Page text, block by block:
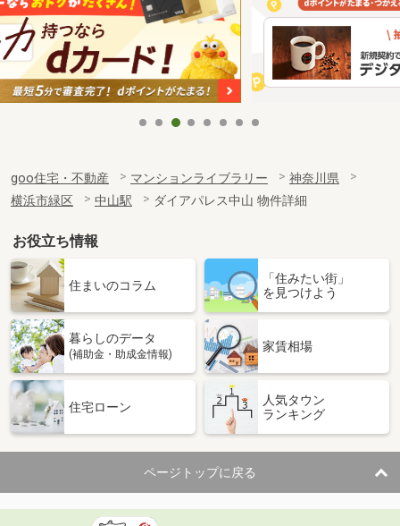
goo住宅・不動産 マンションライブラリー
神奈川県
横浜市緑区
中山駅 ダイアパレス中山 物件詳細
お役立ち情報
住まいのコラム
「住みたい街」
を見つけよう
暮らしのデータ
(補助金・助成金情報)
家賃相場
住宅ローン
人気タウン
ランキング
ページトップに戻る